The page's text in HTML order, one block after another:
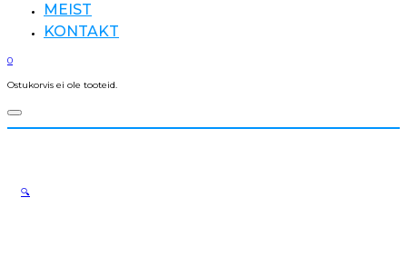
MEIST
KONTAKT
0
Ostukorvis ei ole tooteid.
🔍